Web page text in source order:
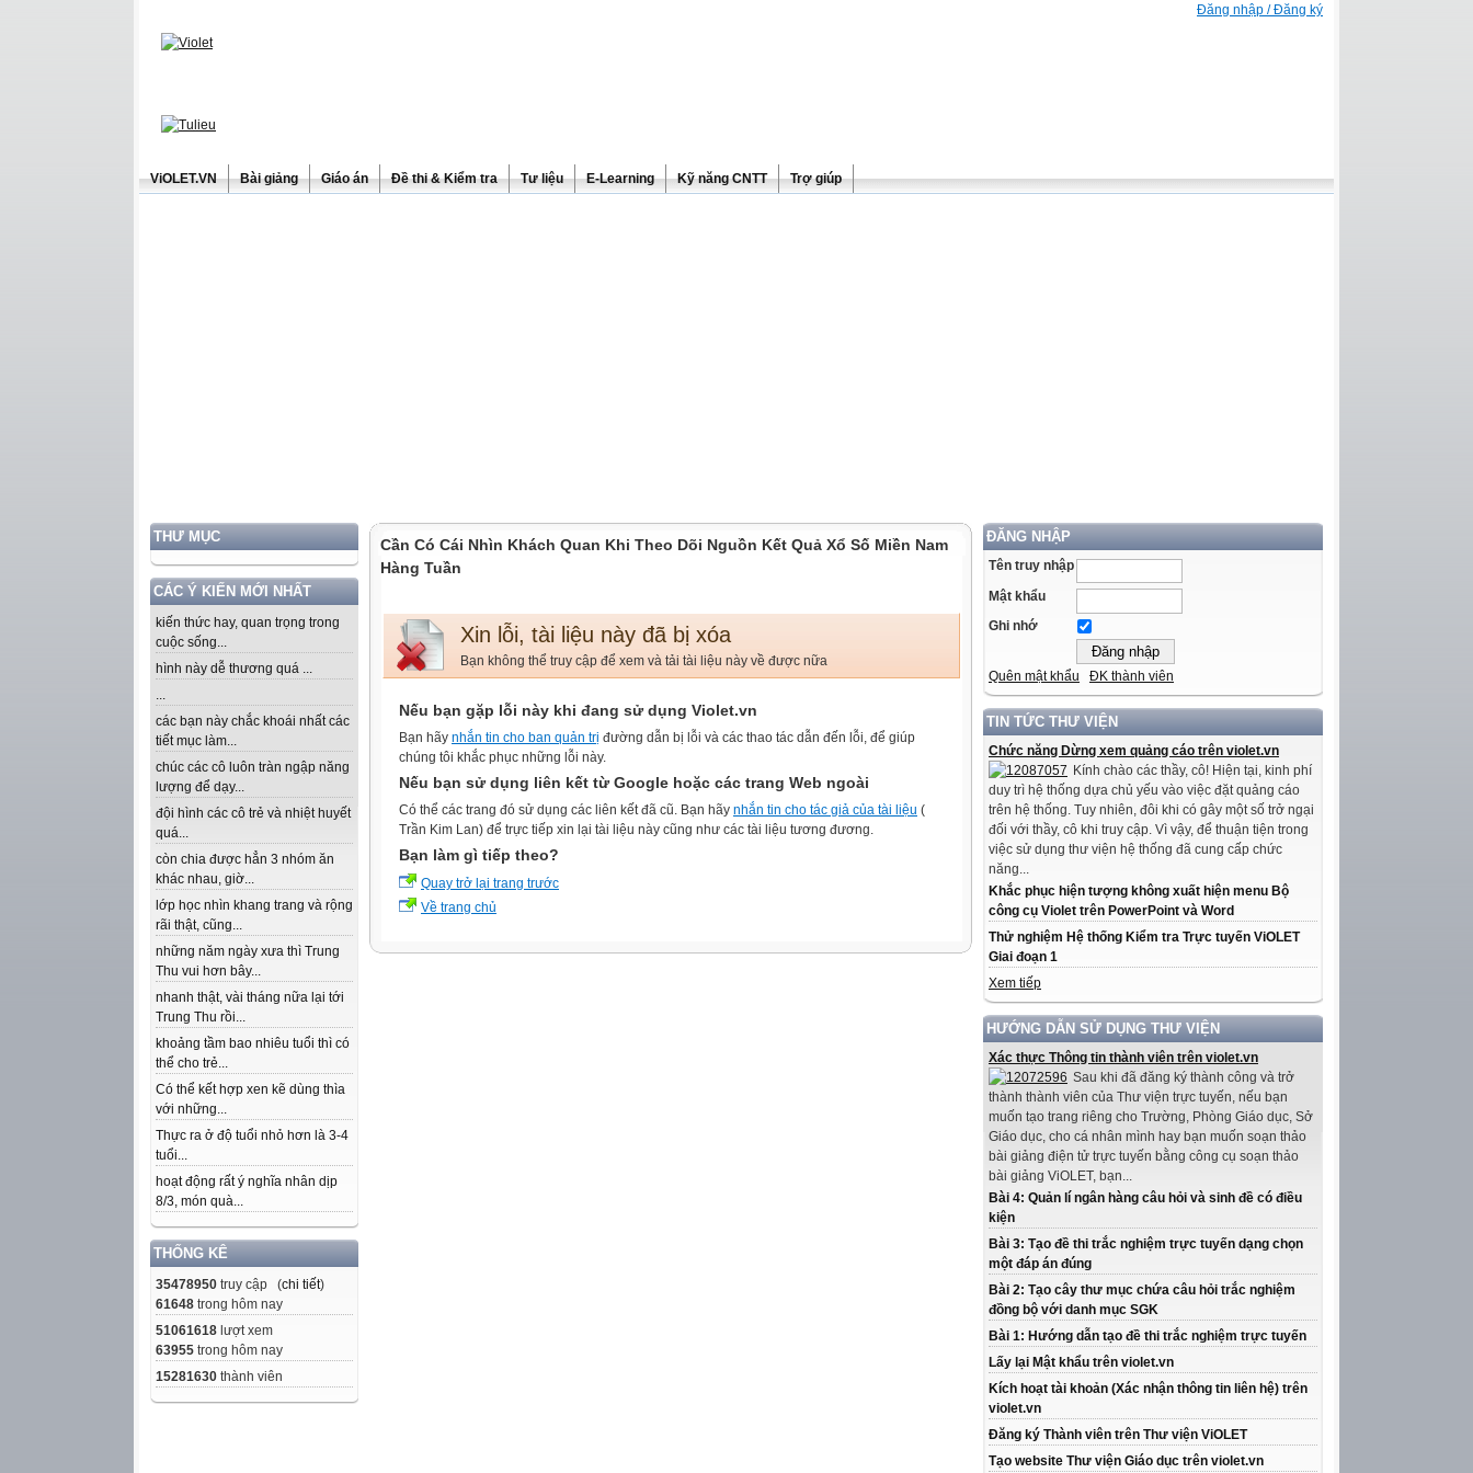
Đăng nhập / Đăng ký
ViOLET.VN Bài giảng Giáo án Đề thi & Kiểm tra Tư liệu E-Learning Kỹ năng CNTT Trợ giúp
THƯ MỤC
CÁC Ý KIẾN MỚI NHẤT
kiến thức hay, quan trọng trong
cuộc sống...
hình này dễ thương quá ...
...
các bạn này chắc khoái nhất các
tiết mục làm...
chúc các cô luôn tràn ngập năng
lượng để dạy...
đội hình các cô trẻ và nhiệt huyết
quá...
còn chia được hẳn 3 nhóm ăn
khác nhau, giờ...
lớp học nhìn khang trang và rộng
rãi thật, cũng...
những năm ngày xưa thì Trung
Thu vui hơn bây...
nhanh thật, vài tháng nữa lại tới
Trung Thu rồi...
khoảng tầm bao nhiêu tuổi thì có
thể cho trẻ...
Có thể kết hợp xen kẽ dùng thìa
với những...
Thực ra ở độ tuổi nhỏ hơn là 3-4
tuổi...
hoạt động rất ý nghĩa nhân dịp
8/3, món quà...
THỐNG KÊ
35478950 truy cập (chi tiết)
61648 trong hôm nay
51061618 lượt xem
63955 trong hôm nay
15281630 thành viên
ĐĂNG NHẬP
Tên truy nhập
Mật khẩu
Ghi nhớ
Quên mật khẩu ĐK thành viên
TIN TỨC THƯ VIỆN
Chức năng Dừng xem quảng cáo trên violet.vn
Kính chào các thầy, cô! Hiện tại, kinh phí
duy trì hệ thống dựa chủ yếu vào việc đặt quảng cáo
trên hệ thống. Tuy nhiên, đôi khi có gây một số trở ngại
đối với thầy, cô khi truy cập. Vì vậy, để thuận tiện trong
việc sử dụng thư viện hệ thống đã cung cấp chức
năng...
Khắc phục hiện tượng không xuất hiện menu Bộ
công cụ Violet trên PowerPoint và Word
Thử nghiệm Hệ thống Kiểm tra Trực tuyến ViOLET
Giai đoạn 1
Xem tiếp
HƯỚNG DẪN SỬ DỤNG THƯ VIỆN
Xác thực Thông tin thành viên trên violet.vn
Sau khi đã đăng ký thành công và trở
thành thành viên của Thư viện trực tuyến, nếu bạn
muốn tạo trang riêng cho Trường, Phòng Giáo dục, Sở
Giáo dục, cho cá nhân mình hay bạn muốn soạn thảo
bài giảng điện tử trực tuyến bằng công cụ soạn thảo
bài giảng ViOLET, bạn...
Bài 4: Quản lí ngân hàng câu hỏi và sinh đề có điều
kiện
Bài 3: Tạo đề thi trắc nghiệm trực tuyến dạng chọn
một đáp án đúng
Bài 2: Tạo cây thư mục chứa câu hỏi trắc nghiệm
đồng bộ với danh mục SGK
Bài 1: Hướng dẫn tạo đề thi trắc nghiệm trực tuyến
Lấy lại Mật khẩu trên violet.vn
Kích hoạt tài khoản (Xác nhận thông tin liên hệ) trên
violet.vn
Đăng ký Thành viên trên Thư viện ViOLET
Tạo website Thư viện Giáo dục trên violet.vn
Cần Có Cái Nhìn Khách Quan Khi Theo Dõi Nguồn Kết Quả Xổ Số Miền Nam
Hàng Tuần
Xin lỗi, tài liệu này đã bị xóa
Bạn không thể truy cập để xem và tải tài liệu này về được nữa
Nếu bạn gặp lỗi này khi đang sử dụng Violet.vn
Bạn hãy nhắn tin cho ban quản trị đường dẫn bị lỗi và các thao tác dẫn đến lỗi, để giúp
chúng tôi khắc phục những lỗi này.
Nếu bạn sử dụng liên kết từ Google hoặc các trang Web ngoài
Có thể các trang đó sử dụng các liên kết đã cũ. Bạn hãy nhắn tin cho tác giả của tài liệu (
Trần Kim Lan) để trực tiếp xin lại tài liệu này cũng như các tài liệu tương đương.
Bạn làm gì tiếp theo?
Quay trở lại trang trước
Về trang chủ